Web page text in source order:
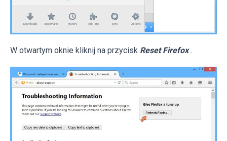
W otwartym oknie kliknij na przycisk Reset Firefox .